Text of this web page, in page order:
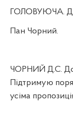
ГОЛОВУЮЧА.
Пан Чорний.
ЧОРНИЙ Д.С.
Підтримую
усіма